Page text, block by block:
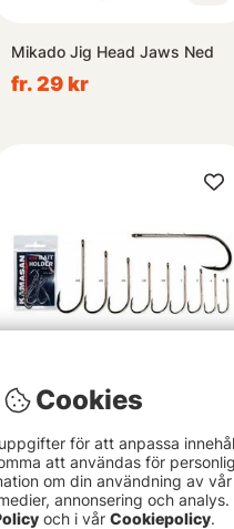
Mikado Jig Head Jaws Ned
fr. 29 kr
45 kr
Cookies
för att anpassa
att användas för
om din användning av
annonsering och
och i vår Cookiepolicy.